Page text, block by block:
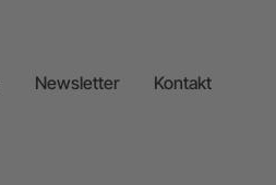
Newsletter Kontakt